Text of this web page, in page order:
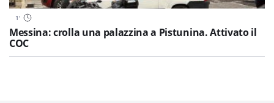
1'
Messina: crolla una palazzina a Pistunina. Attivato il
COC